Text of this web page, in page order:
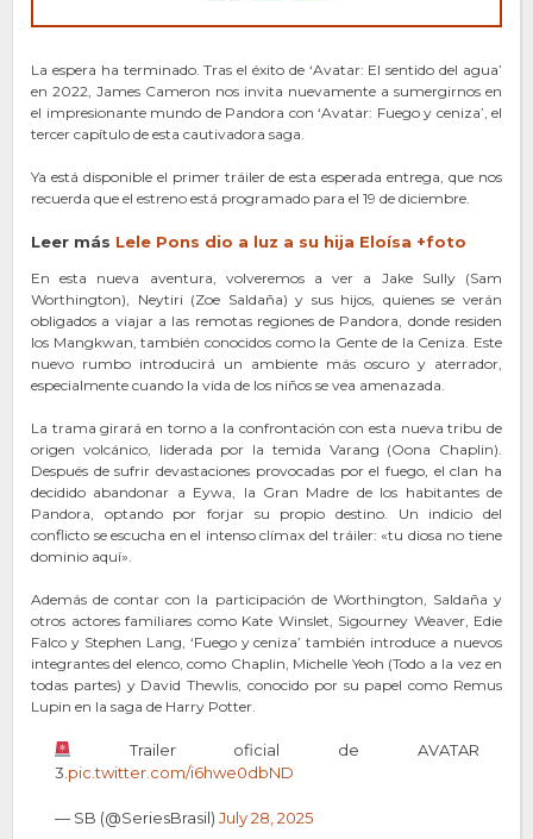
La espera ha terminado. Tras el éxito de ‘Avatar: El sentido del agua’
en 2022, James Cameron nos invita nuevamente a sumergirnos en
el impresionante mundo de Pandora con ‘Avatar: Fuego y ceniza’, el
tercer capítulo de esta cautivadora saga.
Ya está disponible el primer tráiler de esta esperada entrega, que nos
recuerda que el estreno está programado para el 19 de diciembre.
Leer más Lele Pons dio a luz a su hija Eloísa +foto
En esta nueva aventura, volveremos a ver a Jake Sully (Sam
Worthington), Neytiri (Zoe Saldaña) y sus hijos, quienes se verán
obligados a viajar a las remotas regiones de Pandora, donde residen
los Mangkwan, también conocidos como la Gente de la Ceniza. Este
nuevo rumbo introducirá un ambiente más oscuro y aterrador,
especialmente cuando la vida de los niños se vea amenazada.
La trama girará en torno a la confrontación con esta nueva tribu de
origen volcánico, liderada por la temida Varang (Oona Chaplin).
Después de sufrir devastaciones provocadas por el fuego, el clan ha
decidido abandonar a Eywa, la Gran Madre de los habitantes de
Pandora, optando por forjar su propio destino. Un indicio del
conflicto se escucha en el intenso clímax del tráiler: «tu diosa no tiene
dominio aquí».
Además de contar con la participación de Worthington, Saldaña y
otros actores familiares como Kate Winslet, Sigourney Weaver, Edie
Falco y Stephen Lang, ‘Fuego y ceniza’ también introduce a nuevos
integrantes del elenco, como Chaplin, Michelle Yeoh (Todo a la vez en
todas partes) y David Thewlis, conocido por su papel como Remus
Lupin en la saga de Harry Potter.
Trailer oficial de AVATAR
3. pic.twitter.com/i6hwe0dbND
— SB (@SeriesBrasil) July 28, 2025